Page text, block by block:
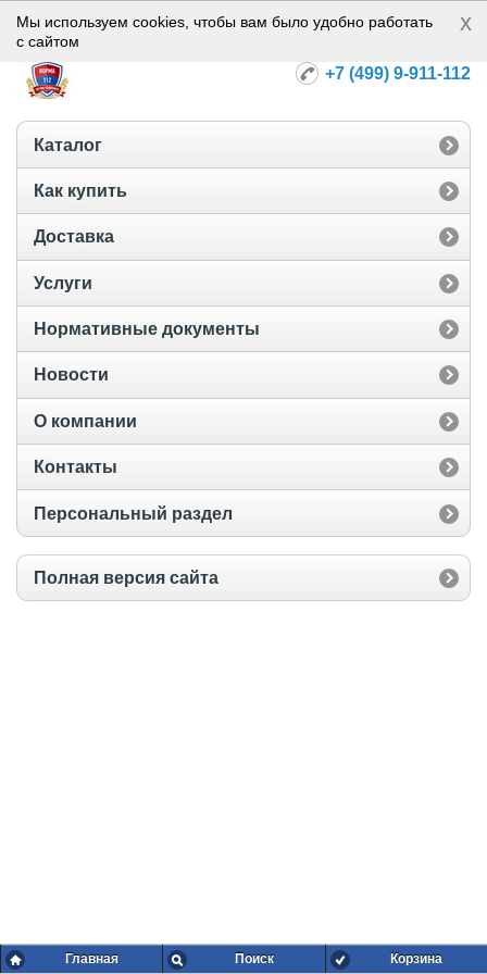
Норма-112
+7 (499) 9-911-112
Каталог
Как купить
Доставка
Услуги
Нормативные документы
Новости
О компании
Контакты
Персональный раздел
Полная версия сайта
Главная Поиск Корзина
Мы используем cookies, чтобы вам было удобно работать
с сайтом
x